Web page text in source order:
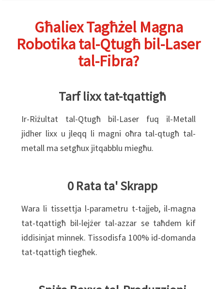
Għaliex Tagħżel Magna
Robotika tal-Qtugħ bil-Laser
tal-Fibra?
Tarf lixx tat-tqattigħ
Ir-Riżultat tal-Qtugħ bil-Laser fuq il-Metall
jidher lixx u jleqq li magni oħra tal-qtugħ tal-
metall ma setgħux jitqabblu miegħu.
0 Rata ta' Skrapp
Wara li tissettja l-parametru t-tajjeb, il-magna
tat-tqattigħ bil-lejżer tal-azzar se taħdem kif
iddisinjat minnek. Tissodisfa 100% id-domanda
tat-tqattigħ tiegħek.